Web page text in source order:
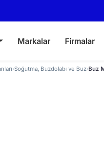
Markalar Firmalar
›Soğutma, Buzdolabı ve Buz›Buz